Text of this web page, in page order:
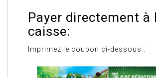
Payer directement à
caisse:
Imprimez le coupon ci-dessous :